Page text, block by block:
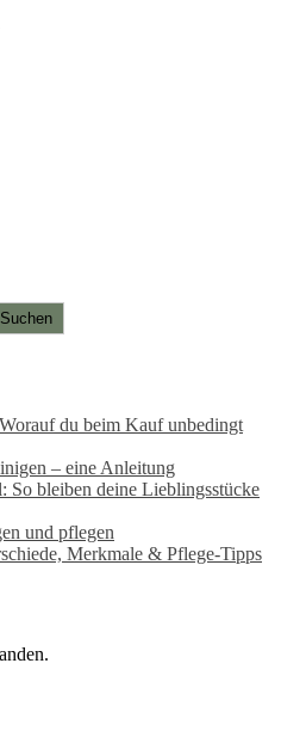
Suchen
du beim Kauf unbedingt
– eine Anleitung
So bleiben deine Lieblingsstücke
und pflegen
Merkmale & Pflege-Tipps